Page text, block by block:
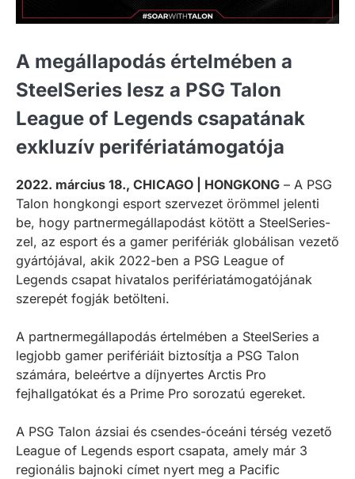
A megállapodás értelmében a
SteelSeries lesz a PSG Talon
League of Legends csapatának
exkluzív perifériatámogatója
2022. március 18., CHICAGO | HONGKONG – A PSG
Talon hongkongi esport szervezet örömmel jelenti
be, hogy partnermegállapodást kötött a SteelSeries-
zel, az esport és a gamer perifériák globálisan vezető
gyártójával, akik 2022-ben a PSG League of
Legends csapat hivatalos perifériatámogatójának
szerepét fogják betölteni.
A partnermegállapodás értelmében a SteelSeries a
legjobb gamer perifériáit biztosítja a PSG Talon
számára, beleértve a díjnyertes Arctis Pro
fejhallgatókat és a Prime Pro sorozatú egereket.
A PSG Talon ázsiai és csendes-óceáni térség vezető
League of Legends esport csapata, amely már 3
regionális bajnoki címet nyert meg a Pacific